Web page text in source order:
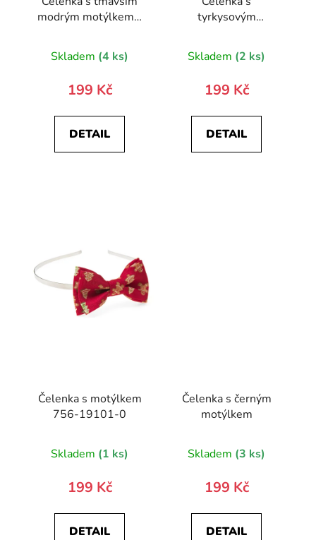
modrým motýlkem -
Skladem (4 ks)
199 Kč
DETAIL
tyrkysovým
Skladem (2 ks)
199 Kč
DETAIL
Čelenka s motýlkem
756-19101-0
Skladem (1 ks)
199 Kč
DETAIL
Čelenka s černým
motýlkem
Skladem (3 ks)
199 Kč
DETAIL